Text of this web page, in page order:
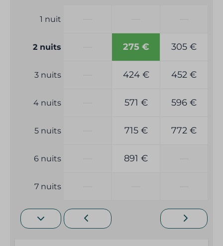
1 nuit
2 nuits 275 € 305 €
3 nuits 424 € 452 €
4 nuits 571 € 596 €
5 nuits 715 € 772 €
6 nuits 891 €
7 nuits